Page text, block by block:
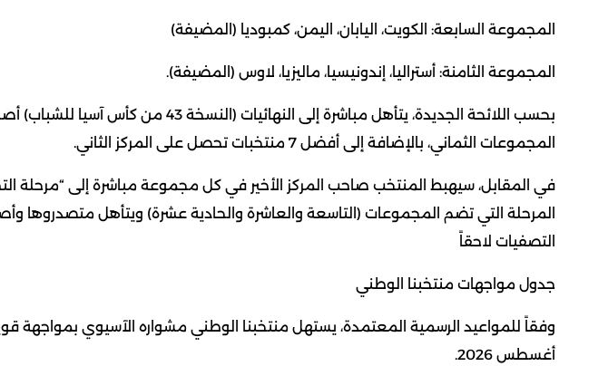
المجموعة السابعة: الكويت، اليابان، اليمن، كمبوديا (المضيفة)
المجموعة الثامنة: أستراليا، إندونيسيا، ماليزيا، لاوس (المضيفة).
بحسب اللائحة الجديدة، يتأهل مباشرة إلى النهائيات
المجموعات الثماني، بالإضافة إلى أفضل 7 منتخبات تحصل على المركز الثاني.
في المقابل، سيهبط المنتخب صاحب المركز الأخير في كل مجموعة مباشرة إلى “مرحلة
المرحلة التي تضم المجموعات (التاسعة والعاشرة والحادية عشرة) ويتأهل متصدروها
التصفيات لاحقاً
جدول مواجهات منتخبنا الوطني
أغسطس 2026.